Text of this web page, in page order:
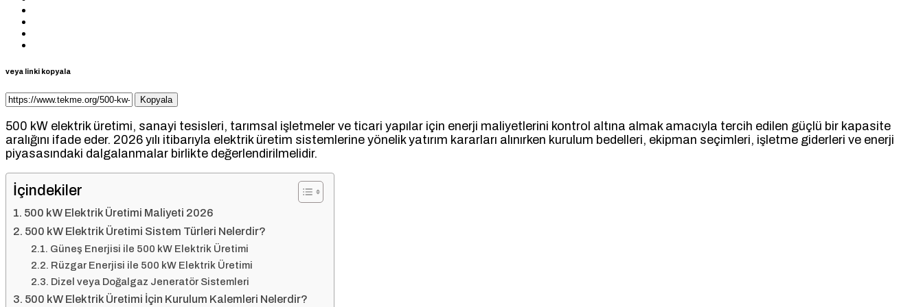
veya linki kopyala
Kopyala
500 kW elektrik üretimi, sanayi tesisleri, tarımsal işletmeler ve ticari yapılar için enerji maliyetlerini kontrol altına almak amacıyla tercih edilen güçlü bir kapasite
aralığını ifade eder. 2026 yılı itibarıyla elektrik üretim sistemlerine yönelik yatırım kararları alınırken kurulum bedelleri, ekipman seçimleri, işletme giderleri ve enerji
piyasasındaki dalgalanmalar birlikte değerlendirilmelidir.
İçindekiler
500 kW Elektrik Üretimi Maliyeti 2026
500 kW Elektrik Üretimi Sistem Türleri Nelerdir?
Güneş Enerjisi ile 500 kW Elektrik Üretimi
Rüzgar Enerjisi ile 500 kW Elektrik Üretimi
Dizel veya Doğalgaz Jeneratör Sistemleri
500 kW Elektrik Üretimi İçin Kurulum Kalemleri Nelerdir?